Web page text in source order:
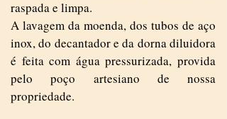
raspada e limpa.
A lavagem da moenda, dos tubos de aço
inox, do decantador e da dorna diluidora
é feita com água pressurizada, provida
pelo poço artesiano de nossa
propriedade.